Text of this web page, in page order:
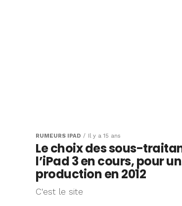
RUMEURS IPAD Il y a 15 ans
Le choix des sous-
l’iPad 3 en cours, pour
production en 2012
C'est le site